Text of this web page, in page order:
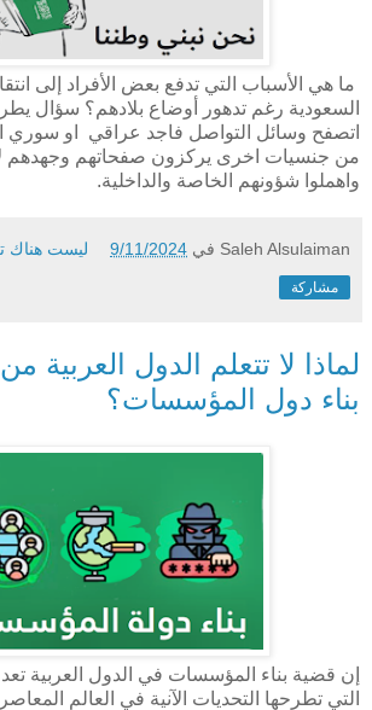
ما هي الأسباب التي تدفع بعض الأفراد إلى
السعودية رغم تدهور أوضاع بلادهم؟ سؤال
اتصفح وسائل التواصل فاجد عراقي او
من جنسيات اخرى يركزون صفحاتهم وجهدهم
واهملوا شؤونهم الخاصة والداخلية.
Saleh Alsulaiman في 9/11/2024 ليست هناك
مشاركة
لماذا لا تتعلم الدول العربية
بناء دول المؤسسات؟
إن قضية بناء المؤسسات في الدول العربية تعد
التي تطرحها التحديات الآنية في العالم